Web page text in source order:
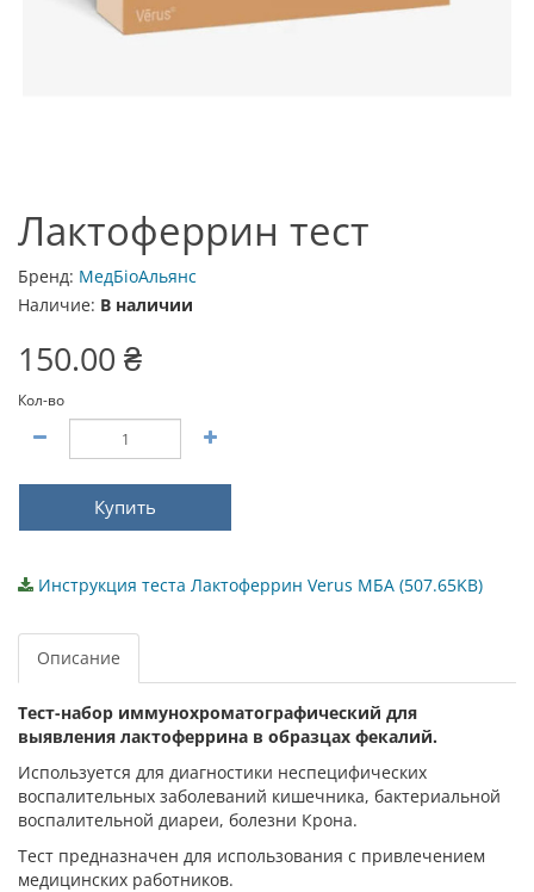
Лактоферрин тест
Бренд: МедБіоАльянс
Наличие: В наличии
150.00 ₴
Кол-во
Купить
Инструкция теста Лактоферрин Verus МБА (507.65KB)
Описание
Тест-набор иммунохроматографический для
выявления лактоферрина в образцах фекалий.
Используется для диагностики неспецифических
воспалительных заболеваний кишечника, бактериальной
воспалительной диареи, болезни Крона.
Тест предназначен для использования с привлечением
медицинских работников.